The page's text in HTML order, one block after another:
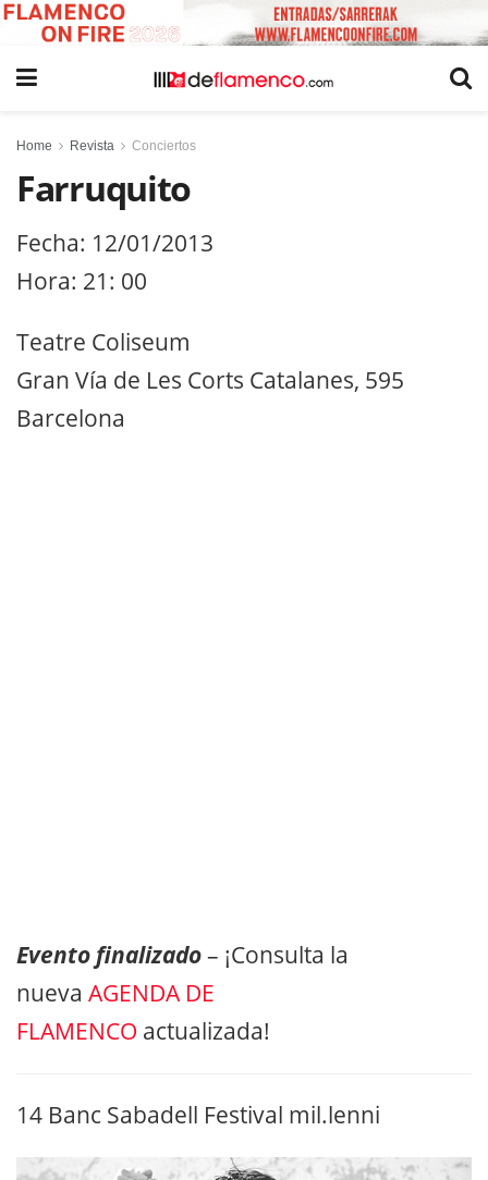
Home Revista Conciertos
Farruquito
Fecha: 12/01/2013
Hora: 21: 00
Teatre Coliseum
Gran Vía de Les Corts Catalanes, 595
Barcelona
Evento finalizado– ¡Consulta la
nueva AGENDA DE
FLAMENCO actualizada!
14 Banc Sabadell Festival mil.lenni